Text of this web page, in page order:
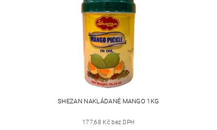
SHEZAN NAKLÁDANÉ MANGO 1KG
177,68 Kč bez DPH